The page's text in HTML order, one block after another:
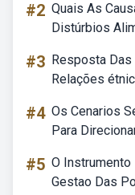
#2 Quais As
Distúrbios
#3 Resposta
Relações
#4 Os Cenarios
Para
#5 O Instrumento
Gestao Das